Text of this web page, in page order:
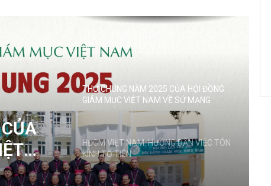
DẪN
GIÁM MỤC VIỆT NAM VỀ SỨ MẠNG
LOAN BÁO TIN MỪNG
HĐGM VIỆT NAM: HƯỚNG DẪN VIỆC TÔN
KÍNH TỔ TIÊN
Giáo họ Di Trạch mừng lễ Quan thầy
2025